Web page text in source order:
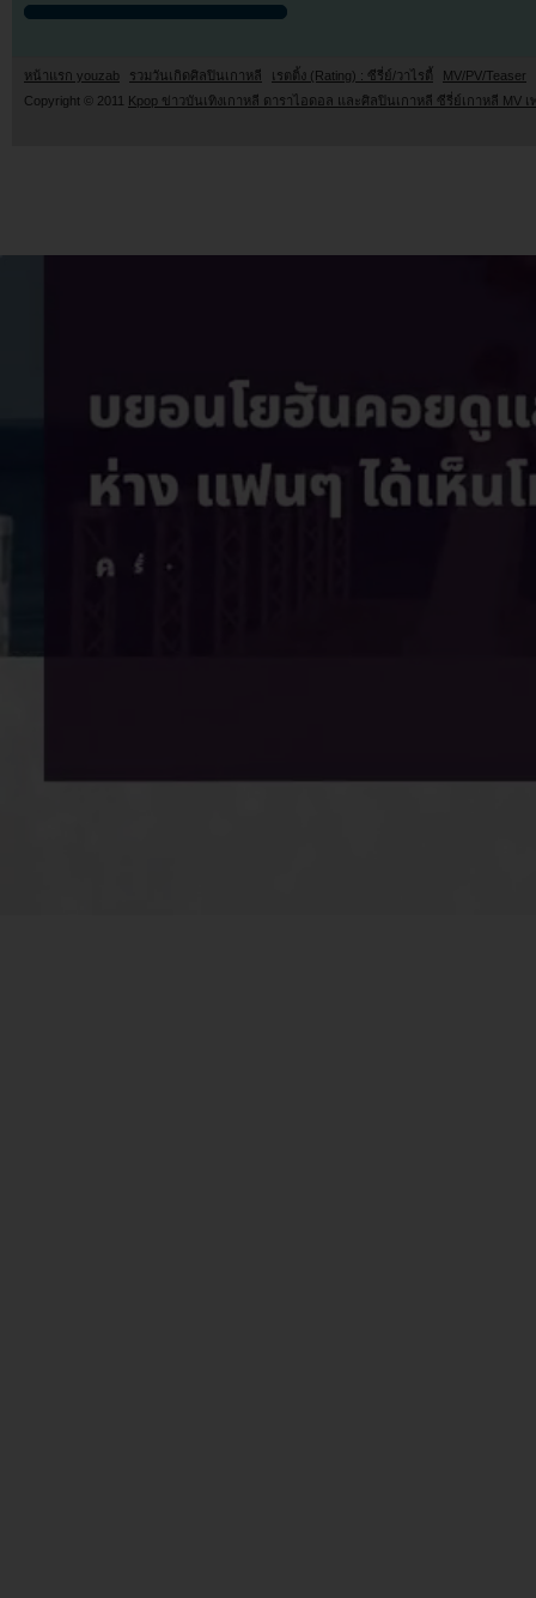
หน้าแรก youzab รวมวันเกิดศิลปินเกาหลี เรตติ้ง (Rating) : ซีรี่ย์/วาไรตี้
MV/PV/Teaser
Copyright © 2011 Kpop ข่าวบันเทิงเกาหลี ดาราไอดอล และศิลปินเกาหลี ซีรี่ย์เกาหลี MV